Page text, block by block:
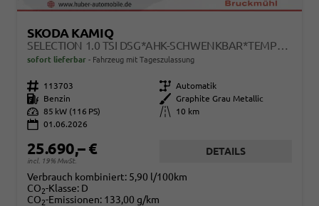
SKODA KAMIQ
SELECTION 1.0 TSI DSG*AHK-SCHWENKBAR*TEMPOMAT*PDC-HINTEN*KEYLESS-GO*SHZ*
sofort lieferbar Fahrzeug mit Tageszulassung
Fahrzeugnr. 113703 Getriebe Automatik
Kraftstoff
Benzin Außenfarbe
Graphite Grau Metallic
Leistung 85 kW (116 PS) Kilometerstand
10 km
01.06.2026
25.690,– €
incl. 19% MwSt.
DETAILS
Verbrauch kombiniert: 5,90 l/100km
CO2-Klasse: D
CO2-Emissionen: 133,00 g/km